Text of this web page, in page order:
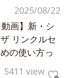
2025/08/22
動画】新・シ
リンクルセ
の使い方っ
5411 view